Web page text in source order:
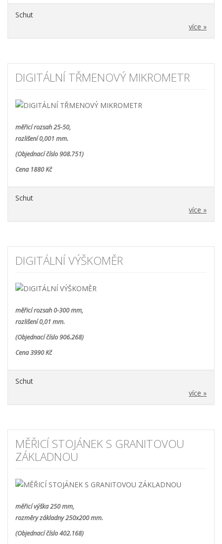
Schut
více »
DIGITÁLNÍ TŘMENOVÝ MIKROMETR
měřicí rozsah 25-50,
rozlišení 0,001 mm.
(Objednací číslo 908.751)
Cena 1880 Kč
Schut
více »
DIGITÁLNÍ VÝŠKOMĚR
měřicí rozsah 0-300 mm,
rozlišení 0,01 mm.
(Objednací číslo 906.268)
Cena 3990 Kč
Schut
více »
MĚŘICÍ STOJÁNEK S GRANITOVOU
ZÁKLADNOU
měřicí výška 250 mm,
rozměry základny 250x200 mm.
(Objednací číslo 402.168)